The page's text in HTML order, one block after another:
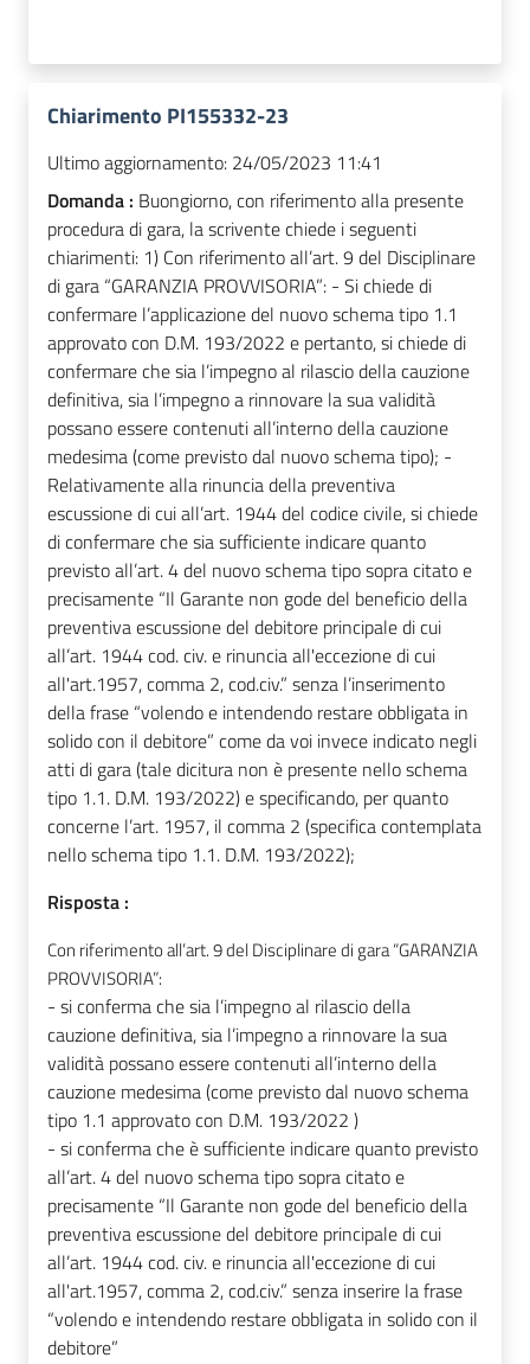
Chiarimento PI155332-23
Ultimo aggiornamento: 24/05/2023 11:41
Domanda : Buongiorno, con riferimento alla presente
procedura di gara, la scrivente chiede i seguenti
chiarimenti: 1) Con riferimento all’art. 9 del Disciplinare
di gara “GARANZIA PROVVISORIA”: - Si chiede di
confermare l’applicazione del nuovo schema tipo 1.1
approvato con D.M. 193/2022 e pertanto, si chiede di
confermare che sia l’impegno al rilascio della cauzione
definitiva, sia l’impegno a rinnovare la sua validità
possano essere contenuti all’interno della cauzione
medesima (come previsto dal nuovo schema tipo); -
Relativamente alla rinuncia della preventiva
escussione di cui all’art. 1944 del codice civile, si chiede
di confermare che sia sufficiente indicare quanto
previsto all’art. 4 del nuovo schema tipo sopra citato e
precisamente “Il Garante non gode del beneficio della
preventiva escussione del debitore principale di cui
all’art. 1944 cod. civ. e rinuncia all'eccezione di cui
all'art.1957, comma 2, cod.civ.” senza l’inserimento
della frase “volendo e intendendo restare obbligata in
solido con il debitore” come da voi invece indicato negli
atti di gara (tale dicitura non è presente nello schema
tipo 1.1. D.M. 193/2022) e specificando, per quanto
concerne l’art. 1957, il comma 2 (specifica contemplata
nello schema tipo 1.1. D.M. 193/2022);
Risposta :
Con riferimento all’art. 9 del Disciplinare di gara “GARANZIA
PROVVISORIA”:
- si conferma che sia l’impegno al rilascio della
cauzione definitiva, sia l’impegno a rinnovare la sua
validità possano essere contenuti all’interno della
cauzione medesima (come previsto dal nuovo schema
tipo 1.1 approvato con D.M. 193/2022 )
- si conferma che è sufficiente indicare quanto previsto
all’art. 4 del nuovo schema tipo sopra citato e
precisamente “Il Garante non gode del beneficio della
preventiva escussione del debitore principale di cui
all’art. 1944 cod. civ. e rinuncia all'eccezione di cui
all'art.1957, comma 2, cod.civ.” senza inserire la frase
“volendo e intendendo restare obbligata in solido con il
debitore”